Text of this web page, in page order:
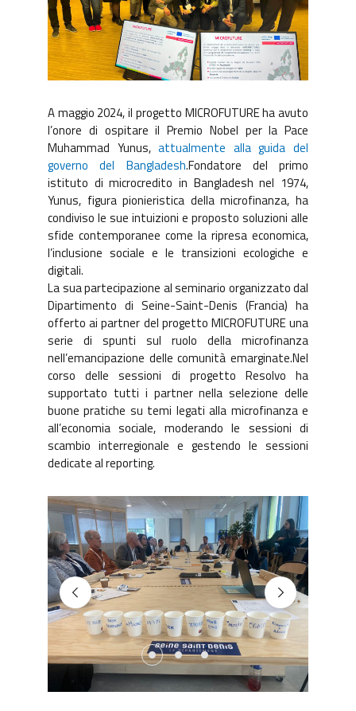
A maggio 2024, il progetto MICROFUTURE ha avuto
l’onore di ospitare il Premio Nobel per la Pace
Muhammad Yunus,attualmente alla guida del
governo del Bangladesh.Fondatore del primo
istituto di microcredito in Bangladesh nel 1974,
Yunus, figura pionieristica della microfinanza, ha
condiviso le sue intuizioni e proposto soluzioni alle
sfide contemporanee come la ripresa economica,
l’inclusione sociale e le transizioni ecologiche e
digitali.
La sua partecipazione al seminario organizzato dal
Dipartimento di Seine-Saint-Denis (Francia) ha
offerto ai partner del progetto MICROFUTURE una
serie di spunti sul ruolo della microfinanza
nell’emancipazione delle comunità emarginate.Nel
corso delle sessioni di progetto Resolvo ha
supportato tutti i partner nella selezione delle
buone pratiche su temi legati alla microfinanza e
all’economia sociale, moderando le sessioni di
scambio interregionale e gestendo le sessioni
dedicate al reporting.